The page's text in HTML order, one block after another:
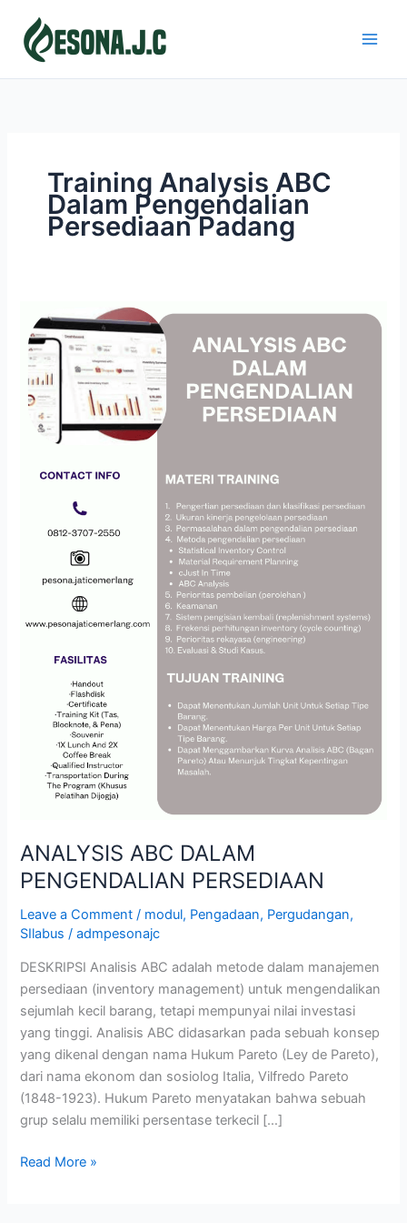
content
Training Analysis ABC
Dalam Pengendalian
Persediaan Padang
ANALYSIS ABC DALAM
PENGENDALIAN PERSEDIAAN
Leave a Comment / modul, Pengadaan, Pergudangan,
SIlabus /admpesonajc
DESKRIPSI Analisis ABC adalah metode dalam manajemen
persediaan (inventory management) untuk mengendalikan
sejumlah kecil barang, tetapi mempunyai nilai investasi
yang tinggi. Analisis ABC didasarkan pada sebuah konsep
yang dikenal dengan nama Hukum Pareto (Ley de Pareto),
dari nama ekonom dan sosiolog Italia, Vilfredo Pareto
(1848-1923). Hukum Pareto menyatakan bahwa sebuah
grup selalu memiliki persentase terkecil […]
ABC
DALAM
PENGENDALIAN
PERSEDIAAN
Read More »